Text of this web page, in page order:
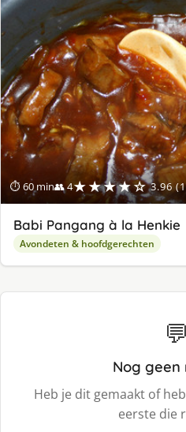
⏱ 60 min👥 4★★★★☆ 3.96
Babi Pangang à la Henkie
Avondeten & hoofdgerechten
💬
Nog geen
Heb je dit gemaakt of
eerste die